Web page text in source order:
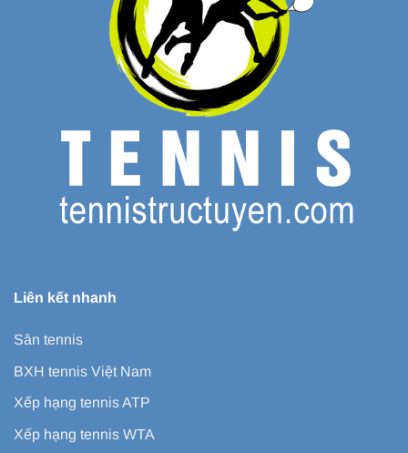
Liên kết nhanh
Sân tennis
BXH tennis Việt Nam
Xếp hạng tennis ATP
Xếp hạng tennis WTA